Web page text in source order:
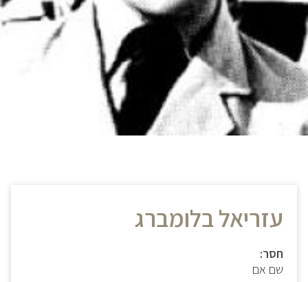
עזריאל בלומברג
חסר:
שם אם